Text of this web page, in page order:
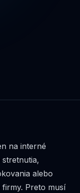
na interné
alebo
Preto musí